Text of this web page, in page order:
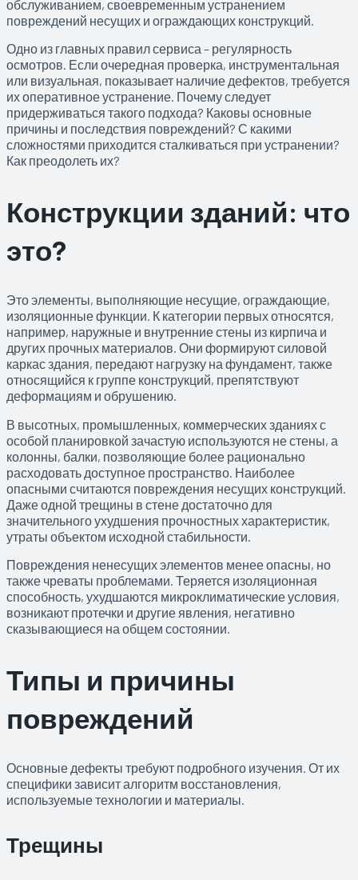
обслуживанием, своевременным устранением
повреждений несущих и ограждающих конструкций.
Одно из главных правил сервиса – регулярность
осмотров. Если очередная проверка, инструментальная
или визуальная, показывает наличие дефектов, требуется
их оперативное устранение. Почему следует
придерживаться такого подхода? Каковы основные
причины и последствия повреждений? С какими
сложностями приходится сталкиваться при устранении?
Как преодолеть их?
Конструкции зданий: что
это?
Это элементы, выполняющие несущие, ограждающие,
изоляционные функции. К категории первых относятся,
например, наружные и внутренние стены из кирпича и
других прочных материалов. Они формируют силовой
каркас здания, передают нагрузку на фундамент, также
относящийся к группе конструкций, препятствуют
деформациям и обрушению.
В высотных, промышленных, коммерческих зданиях с
особой планировкой зачастую используются не стены, а
колонны, балки, позволяющие более рационально
расходовать доступное пространство. Наиболее
опасными считаются повреждения несущих конструкций.
Даже одной трещины в стене достаточно для
значительного ухудшения прочностных характеристик,
утраты объектом исходной стабильности.
Повреждения ненесущих элементов менее опасны, но
также чреваты проблемами. Теряется изоляционная
способность, ухудшаются микроклиматические условия,
возникают протечки и другие явления, негативно
сказывающиеся на общем состоянии.
Типы и причины
повреждений
Основные дефекты требуют подробного изучения. От их
специфики зависит алгоритм восстановления,
используемые технологии и материалы.
Трещины